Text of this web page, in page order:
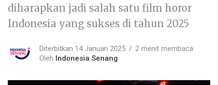
diharapkan jadi salah satu film horor
Indonesia yang sukses di tahun 2025
Diterbitkan 14 Januari 2025
2 menit membaca
Oleh Indonesia Senang